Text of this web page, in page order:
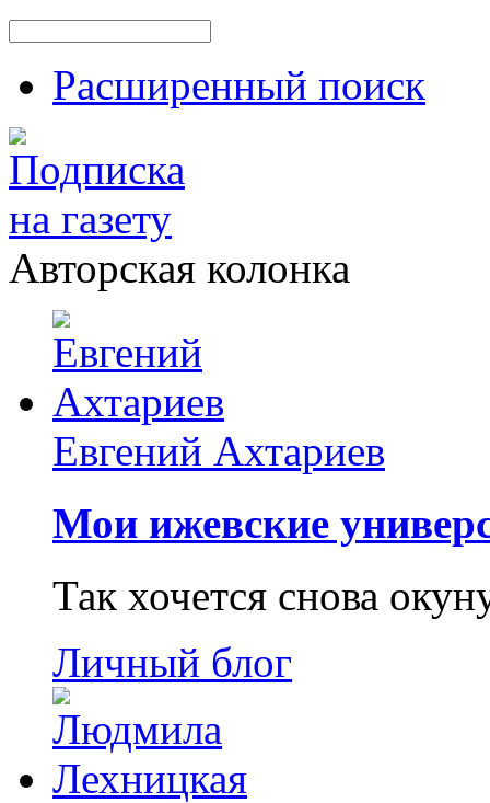
Расширенный поиск
Авторская колонка
Евгений Ахтариев
Мои ижевские
Так хочется снова
Личный блог